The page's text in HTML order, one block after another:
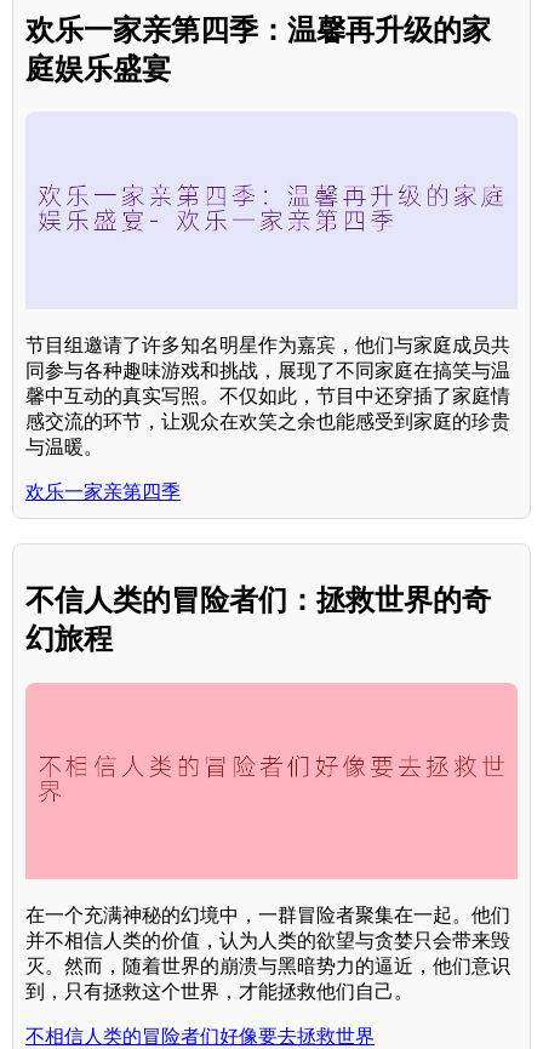
欢乐一家亲第四季：温馨再升级的家
庭娱乐盛宴
节目组邀请了许多知名明星作为嘉宾，他们与家庭成员共
同参与各种趣味游戏和挑战，展现了不同家庭在搞笑与温
馨中互动的真实写照。不仅如此，节目中还穿插了家庭情
感交流的环节，让观众在欢笑之余也能感受到家庭的珍贵
与温暖。
欢乐一家亲第四季
不信人类的冒险者们：拯救世界的奇
幻旅程
在一个充满神秘的幻境中，一群冒险者聚集在一起。他们
并不相信人类的价值，认为人类的欲望与贪婪只会带来毁
灭。然而，随着世界的崩溃与黑暗势力的逼近，他们意识
到，只有拯救这个世界，才能拯救他们自己。
不相信人类的冒险者们好像要去拯救世界